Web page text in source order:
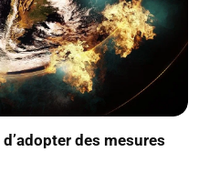
des mesures